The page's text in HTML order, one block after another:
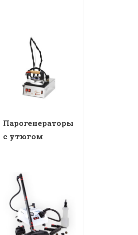
Парогенераторы
с утюгом